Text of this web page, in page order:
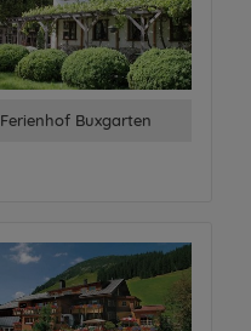
Ferienhof Buxgarten